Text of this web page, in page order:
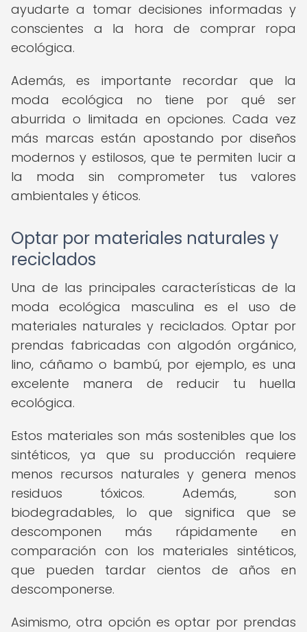
ayudarte a tomar decisiones informadas y
conscientes a la hora de comprar ropa
ecológica.
Además, es importante recordar que la
moda ecológica no tiene por qué ser
aburrida o limitada en opciones. Cada vez
más marcas están apostando por diseños
modernos y estilosos, que te permiten lucir a
la moda sin comprometer tus valores
ambientales y éticos.
Optar por materiales naturales y
reciclados
Una de las principales características de la
moda ecológica masculina es el uso de
materiales naturales y reciclados. Optar por
prendas fabricadas con algodón orgánico,
lino, cáñamo o bambú, por ejemplo, es una
excelente manera de reducir tu huella
ecológica.
Estos materiales son más sostenibles que los
sintéticos, ya que su producción requiere
menos recursos naturales y genera menos
residuos tóxicos. Además, son
biodegradables, lo que significa que se
descomponen más rápidamente en
comparación con los materiales sintéticos,
que pueden tardar cientos de años en
descomponerse.
Asimismo, otra opción es optar por prendas